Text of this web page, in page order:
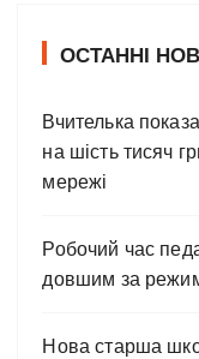
ОСТАННІ
Вчителька
на шість тисяч
мережі
Робочий час
довшим за
Нова старша